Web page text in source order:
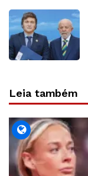
Leia também